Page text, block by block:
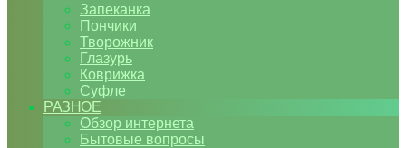
Запеканка
Пончики
Творожник
Глазурь
Коврижка
Суфле
РАЗНОЕ
Обзор интернета
Бытовые вопросы